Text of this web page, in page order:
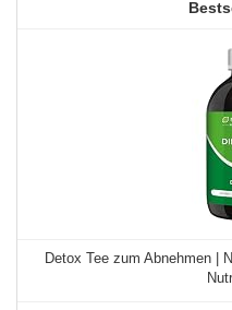
Detox Tee zum Abnehmen |